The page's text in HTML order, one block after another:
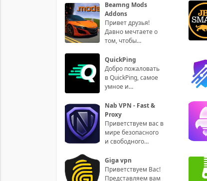
Beamng Mods
Addons
Привет друзья!
Давно мечтаете о
том, чтобы
свой игровой
процесс в Beamng
Drive? Те
QuickPing
Добро пожаловать
в QuickPing, самое
умное и
понятное
приложение для
управления
вашими пин
Nab VPN - Fast &
Proxy
Приветствуем вас в
мире безопасного
и свободного
интернету с
приложением Nab
VPN - Fast &
Giga vpn
Приветствуем Вас!
Представляем вам